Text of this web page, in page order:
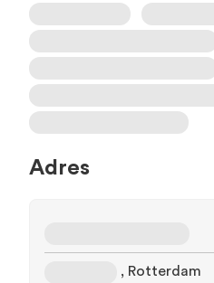
Adres
, Rotterdam